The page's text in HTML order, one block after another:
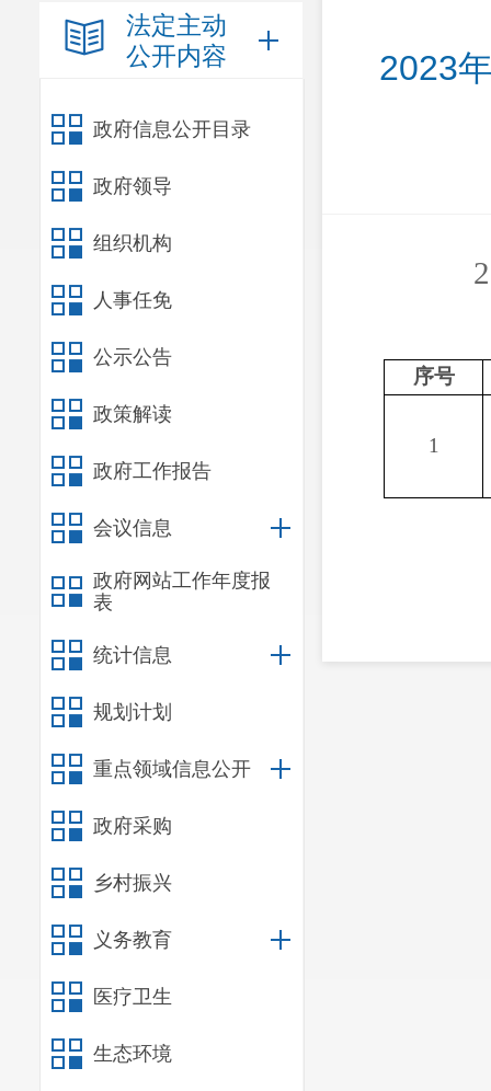
法定主动
公开内容
政府信息公开目录
政府领导
组织机构
人事任免
公示公告
政策解读
政府工作报告
会议信息
政府网站工作年度报
表
统计信息
规划计划
重点领域信息公开
政府采购
乡村振兴
义务教育
医疗卫生
生态环境
2023
序号
1